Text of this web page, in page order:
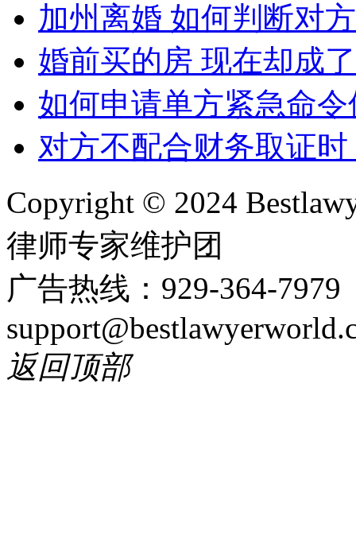
加州离婚 如何判断对
婚前买的房 现在却成
如何申请单方紧急命
对方不配合财务取证
Copyright © 2024
律师专家维护团
广告热线：929-364-
返回顶部